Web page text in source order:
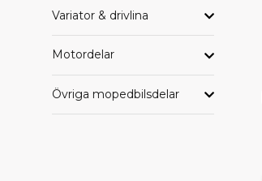
Variator & drivlina
Motordelar
Övriga mopedbilsdelar